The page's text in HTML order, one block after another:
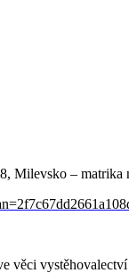
– matrika
věci